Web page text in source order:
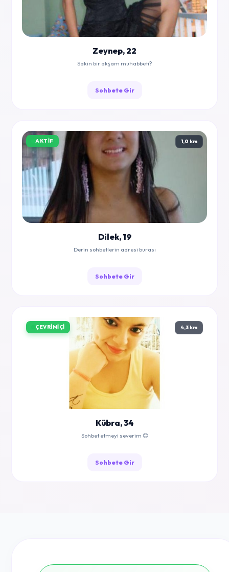
Zeynep, 22
Sakin bir akşam muhabbeti?
Sohbete Gir
AKTIF 1,0 km
Dilek, 19
Derin sohbetlerin adresi burası
Sohbete Gir
ÇEVRIMIÇI 4,3 km
Kübra, 34
Sohbet etmeyi severim 😊
Sohbete Gir